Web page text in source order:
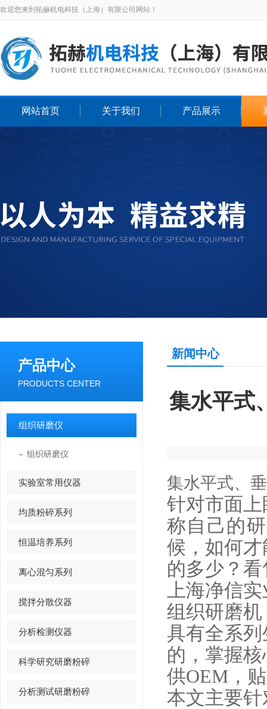
欢迎您来到拓赫机电科技（上海）有限公司网站！
网站首页 关于我们 产品展示
产品中心
PRODUCTS CENTER
组织研磨仪
组织研磨仪
实验室常用仪器
均质粉碎系列
恒温培养系列
离心混匀系列
搅拌分散仪器
分析检测仪器
科学研究研磨粉碎
分析测试研磨粉碎
新闻中心
集水平式
集水平式、
针对市面
称自己的
候，如何
的多少？
上海净信
组织研磨
具有全系
的，掌握
供OEM，
本文主要